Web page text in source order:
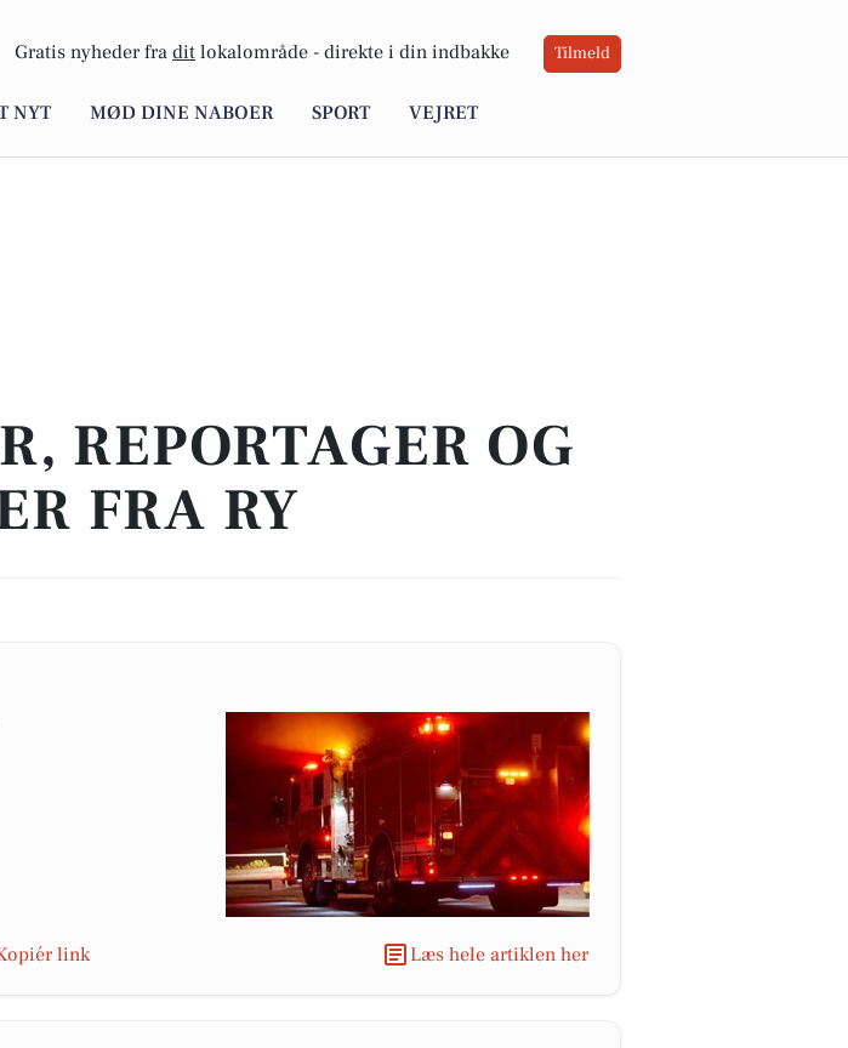
Gratis nyheder fra dit lokalområde - direkte i din indbakke Tilmeld
NYT MØD DINE NABOER SPORT VEJRET
REPORTAGER OG
FRA RY
link Læs hele artiklen her